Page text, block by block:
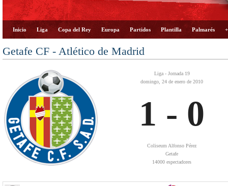
Inicio Liga Copa del Rey Europa Partidos Plantilla Palmarés
Getafe CF - Atlético de Madrid
Liga - Jornada 19
domingo, 24 de enero de 2010
1 - 0
Coliseum Alfonso Pérez
Getafe
14000 espectadores